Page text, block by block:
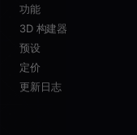
功能
3D 构建器
预设
定价
更新日志